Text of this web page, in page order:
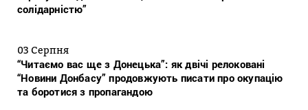
солідарністю”
03 Серпня
“Читаємо вас ще з Донецька”: як двічі релоковані
“Новини Донбасу” продовжують писати про окупацію
та боротися з пропагандою